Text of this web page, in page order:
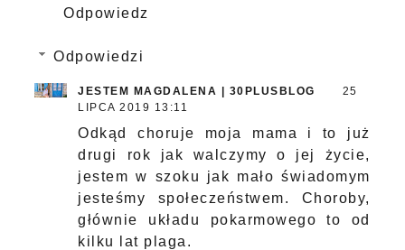
Odpowiedz
Odpowiedzi
JESTEM MAGDALENA | 30PLUSBLOG
25
LIPCA 2019 13:11
Odkąd choruje moja mama i to już
drugi rok jak walczymy o jej życie,
jestem w szoku jak mało świadomym
jesteśmy społeczeństwem. Choroby,
głównie układu pokarmowego to od
kilku lat plaga.